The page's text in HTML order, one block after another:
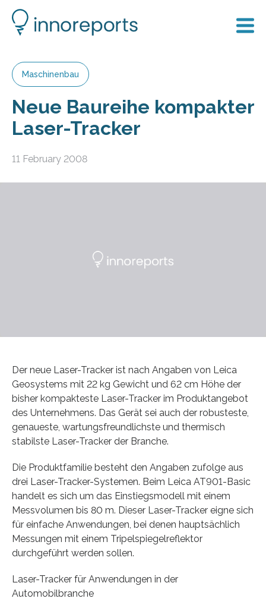
Maschinenbau
Neue Baureihe kompakter
Laser-Tracker
11 February 2008
Der neue Laser-Tracker ist nach Angaben von Leica
Geosystems mit 22 kg Gewicht und 62 cm Höhe der
bisher kompakteste Laser-Tracker im Produktangebot
des Unternehmens. Das Gerät sei auch der robusteste,
genaueste, wartungsfreundlichste und thermisch
stabilste Laser-Tracker der Branche.
Die Produktfamilie besteht den Angaben zufolge aus
drei Laser-Tracker-Systemen. Beim Leica AT901-Basic
handelt es sich um das Einstiegsmodell mit einem
Messvolumen bis 80 m. Dieser Laser-Tracker eigne sich
für einfache Anwendungen, bei denen hauptsächlich
Messungen mit einem Tripelspiegelreflektor
durchgeführt werden sollen.
Laser-Tracker für Anwendungen in der
Automobilbranche